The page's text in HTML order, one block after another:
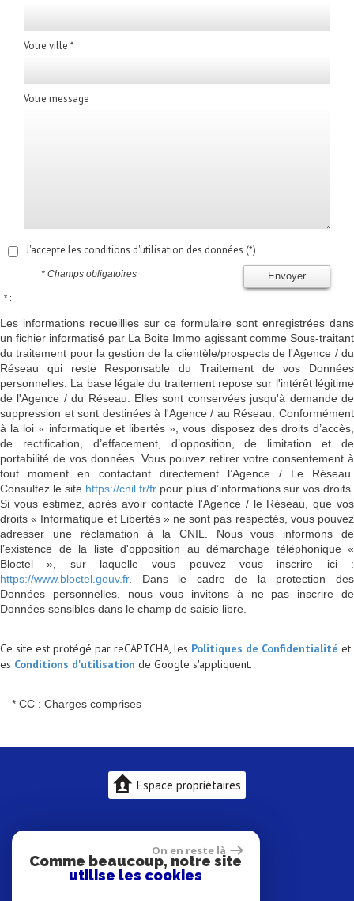
Votre ville *
Votre message
J'accepte les conditions d'utilisation des données (*)
Envoyer
* Champs obligatoires
* :
Les informations recueillies sur ce formulaire sont enregistrées dans
un fichier informatisé par La Boite Immo agissant comme Sous-traitant
du traitement pour la gestion de la clientèle/prospects de l'Agence / du
Réseau qui reste Responsable du Traitement de vos Données
personnelles. La base légale du traitement repose sur l'intérêt légitime
de l'Agence / du Réseau. Elles sont conservées jusqu'à demande de
suppression et sont destinées à l'Agence / au Réseau. Conformément
à la loi « informatique et libertés », vous disposez des droits d’accès,
de rectification, d’effacement, d’opposition, de limitation et de
portabilité de vos données. Vous pouvez retirer votre consentement à
tout moment en contactant directement l’Agence / Le Réseau.
Consultez le site https://cnil.fr/fr pour plus d’informations sur vos droits.
Si vous estimez, après avoir contacté l'Agence / le Réseau, que vos
droits « Informatique et Libertés » ne sont pas respectés, vous pouvez
adresser une réclamation à la CNIL. Nous vous informons de
l’existence de la liste d'opposition au démarchage téléphonique «
Bloctel », sur laquelle vous pouvez vous inscrire ici :
https://www.bloctel.gouv.fr. Dans le cadre de la protection des
Données personnelles, nous vous invitons à ne pas inscrire de
Données sensibles dans le champ de saisie libre.
Ce site est protégé par reCAPTCHA, les Politiques de Confidentialité et
es Conditions d'utilisation de Google s'appliquent.
* CC : Charges comprises
Espace propriétaires
On en reste là
Comme beaucoup, notre site
utilise les cookies